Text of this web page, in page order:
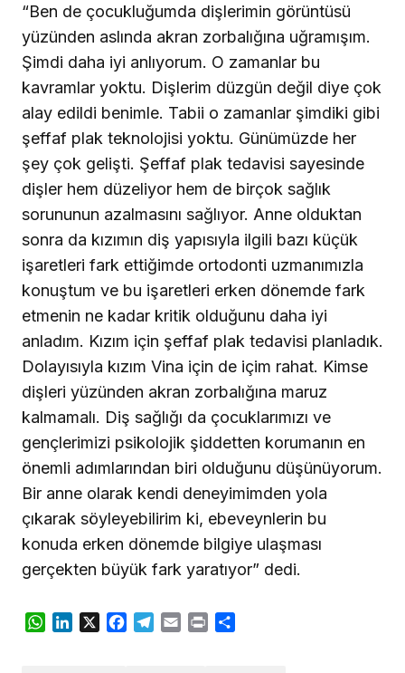
“Ben de çocukluğumda dişlerimin görüntüsü
yüzünden aslında akran zorbalığına uğramışım.
Şimdi daha iyi anlıyorum. O zamanlar bu
kavramlar yoktu. Dişlerim düzgün değil diye çok
alay edildi benimle. Tabii o zamanlar şimdiki gibi
şeffaf plak teknolojisi yoktu. Günümüzde her
şey çok gelişti. Şeffaf plak tedavisi sayesinde
dişler hem düzeliyor hem de birçok sağlık
sorununun azalmasını sağlıyor. Anne olduktan
sonra da kızımın diş yapısıyla ilgili bazı küçük
işaretleri fark ettiğimde ortodonti uzmanımızla
konuştum ve bu işaretleri erken dönemde fark
etmenin ne kadar kritik olduğunu daha iyi
anladım. Kızım için şeffaf plak tedavisi planladık.
Dolayısıyla kızım Vina için de içim rahat. Kimse
dişleri yüzünden akran zorbalığına maruz
kalmamalı. Diş sağlığı da çocuklarımızı ve
gençlerimizi psikolojik şiddetten korumanın en
önemli adımlarından biri olduğunu düşünüyorum.
Bir anne olarak kendi deneyimimden yola
çıkarak söyleyebilirim ki, ebeveynlerin bu
konuda erken dönemde bilgiye ulaşması
gerçekten büyük fark yaratıyor” dedi.
WhatsApp
LinkedIn
X Facebook
Telegram
Email Print